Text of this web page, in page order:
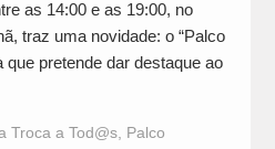
as 14:00 e as 19:00, no
traz uma novidade: o “Palco
que pretende dar destaque ao
Troca a Tod@s, Palco